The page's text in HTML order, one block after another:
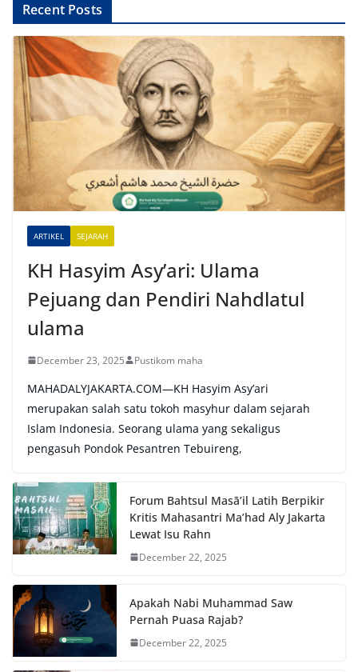
l
t
v
Recent Posts
ARTIKEL SEJARAH
KH Hasyim Asy’ari: Ulama
Pejuang dan Pendiri Nahdlatul
ulama
December 23, 2025 Pustikom maha
MAHADALYJAKARTA.COM—KH Hasyim Asy’ari
merupakan salah satu tokoh masyhur dalam sejarah
Islam Indonesia. Seorang ulama yang sekaligus
pengasuh Pondok Pesantren Tebuireng,
Forum Bahtsul Masā’il Latih Berpikir
Kritis Mahasantri Ma’had Aly Jakarta
Lewat Isu Rahn
December 22, 2025
Apakah Nabi Muhammad Saw
Pernah Puasa Rajab?
December 22, 2025